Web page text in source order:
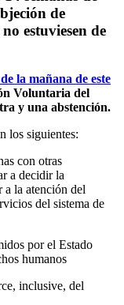
de
estuviesen de
la mañana de este
Voluntaria del
y una abstención.
los siguientes:
con otras
a decidir la
a la atención del
del sistema de
por el Estado
humanos
inclusive, del